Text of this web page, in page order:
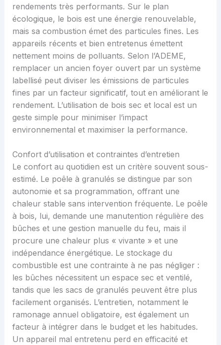
rendements très performants. Sur le plan
écologique, le bois est une énergie renouvelable,
mais sa combustion émet des particules fines. Les
appareils récents et bien entretenus émettent
nettement moins de polluants. Selon l’ADEME,
remplacer un ancien foyer ouvert par un système
labellisé peut diviser les émissions de particules
fines par un facteur significatif, tout en améliorant le
rendement. L’utilisation de bois sec et local est un
geste simple pour minimiser l’impact
environnemental et maximiser la performance.
Confort d’utilisation et contraintes d’entretien
Le confort au quotidien est un critère souvent sous-
estimé. Le poêle à granulés se distingue par son
autonomie et sa programmation, offrant une
chaleur stable sans intervention fréquente. Le poêle
à bois, lui, demande une manutention régulière des
bûches et une gestion manuelle du feu, mais il
procure une chaleur plus « vivante » et une
indépendance énergétique. Le stockage du
combustible est une contrainte à ne pas négliger :
les bûches nécessitent un espace sec et ventilé,
tandis que les sacs de granulés peuvent être plus
facilement organisés. L’entretien, notamment le
ramonage annuel obligatoire, est également un
facteur à intégrer dans le budget et les habitudes.
Un appareil mal entretenu perd en efficacité et